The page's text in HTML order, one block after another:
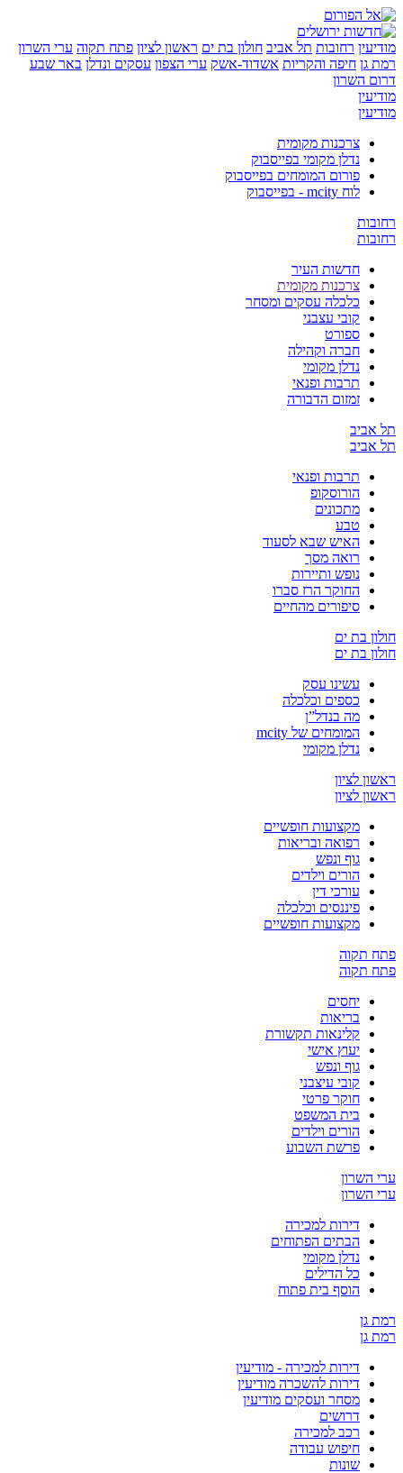
רחובות תל אביב חולון בת ים ראשון לציון פתח תקוה ערי השרון
חיפה והקריות אשדוד-אשק ערי הצפון עסקים ונדלן באר שבע
צרכנות מקומית
נדלן מקומי בפייסבוק
פורום המומחים בפייסבוק
חדשות העיר
צרכנות מקומית
כלכלה עסקים ומסחר
קובי עצבני
ספורט
חברה וקהילה
נדלן מקומי
תרבות ופנאי
זמזום הדבורה
תרבות ופנאי
הורוסקופ
מתכונים
טבע
האיש שבא לסעוד
רואה מסך
נופש ותיירות
החוקר הרז סברו
סיפורים מהחיים
בת ים
בת ים
עשינו עסק
כספים וכלכלה
מה בנדל”ן
המומחים של mcity
נדלן מקומי
לציון
לציון
מקצועות חופשיים
רפואה ובריאות
גוף ונפש
הורים וילדים
עורכי דין
פיננסים וכלכלה
מקצועות חופשיים
יחסים
בריאות
קלינאות תקשורת
יעוץ אישי
גוף ונפש
קובי עיצבני
חוקר פרטי
בית המשפט
הורים וילדים
פרשת השבוע
דירות למכירה
הבתים הפתוחים
נדלן מקומי
כל הדילים
הוסף בית פתוח
דירות למכירה - מודיעין
דירות להשכרה מודיעין
מסחר ועסקים מודיעין
דרושים
רכב למכירה
חיפוש עבודה
שונות